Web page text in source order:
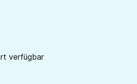
verfügbar